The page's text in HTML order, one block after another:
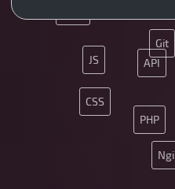
API
CSS
Git
PHP
JS